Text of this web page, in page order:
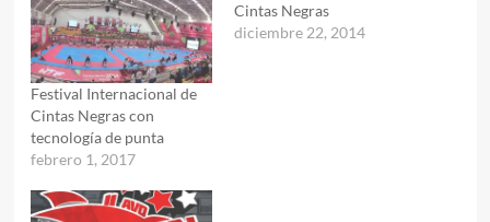
Festival Internacional de
Cintas Negras con
tecnología de punta
febrero 1, 2017
Cintas Negras
diciembre 22, 2014